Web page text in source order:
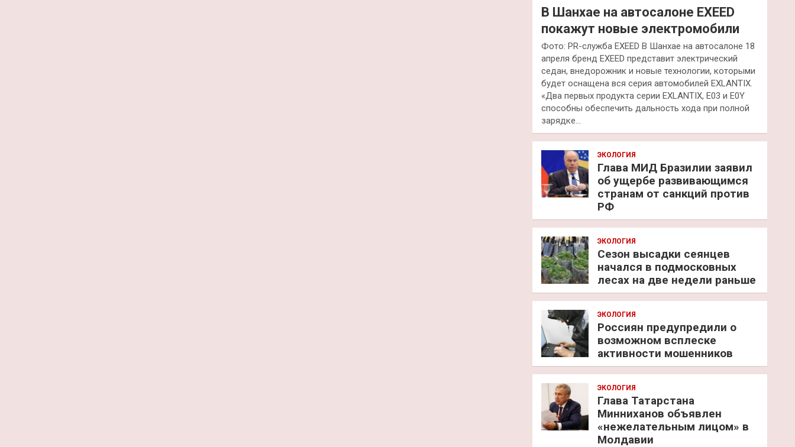
В Шанхае на автосалоне EXEED
покажут новые электромобили
Фото: PR-служба EXEED В Шанхае на автосалоне 18
апреля бренд EXEED представит электрический
седан, внедорожник и новые технологии, которыми
будет оснащена вся серия автомобилей EXLANTIX.
«Два первых продукта серии EXLANTIX, E03 и E0Y
способны обеспечить дальность хода при полной
зарядке…
ЭКОЛОГИЯ
Глава МИД Бразилии заявил
об ущербе развивающимся
странам от санкций против
РФ
ЭКОЛОГИЯ
Сезон высадки сеянцев
начался в подмосковных
лесах на две недели раньше
ЭКОЛОГИЯ
Россиян предупредили о
возможном всплеске
активности мошенников
ЭКОЛОГИЯ
Глава Татарстана
Минниханов объявлен
«нежелательным лицом» в
Молдавии